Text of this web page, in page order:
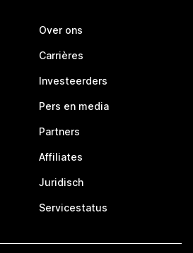
Over ons
Carrières
Investeerders
Pers en media
Partners
Affiliates
Juridisch
Servicestatus